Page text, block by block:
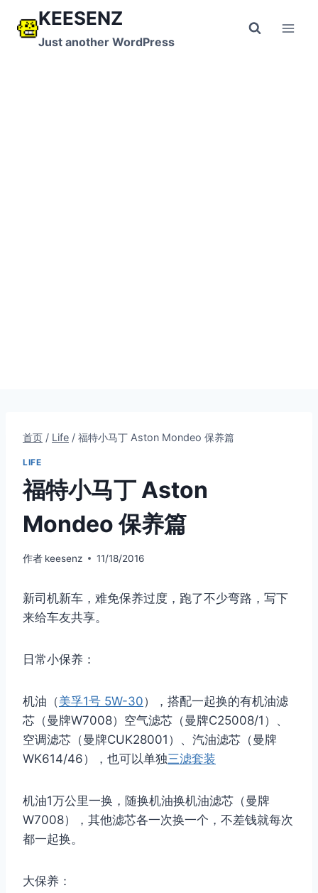
KEESENZ
Just another WordPress
首页 / Life / 福特小马丁 Aston Mondeo 保养篇
LIFE
福特小马丁 Aston
Mondeo 保养篇
作者 keesenz 11/18/2016
新司机新车，难免保养过度，跑了不少弯路，写下
来给车友共享。
日常小保养：
机油（美孚1号 5W-30），搭配一起换的有机油滤
芯（曼牌W7008）空气滤芯（曼牌C25008/1）、
空调滤芯（曼牌CUK28001）、汽油滤芯（曼牌
WK614/46），也可以单独三滤套装
机油1万公里一换，随换机油换机油滤芯（曼牌
W7008），其他滤芯各一次换一个，不差钱就每次
都一起换。
大保养：